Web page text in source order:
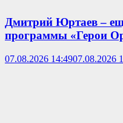
Дмитрий Юртаев –
программы «Герои
07.08.2026 14:4907.08.2026